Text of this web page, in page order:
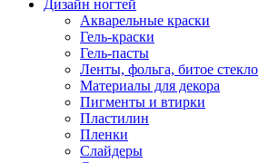
Дизайн ногтей
Акварельные краски
Гель-краски
Гель-пасты
Ленты, фольга, битое стекло
Материалы для декора
Пигменты и втирки
Пластилин
Пленки
Слайдеры